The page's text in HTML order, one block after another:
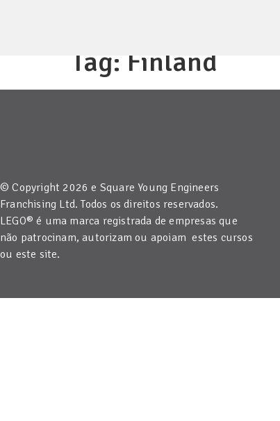
Tag: Finland
© Copyright 2026 e Square Young Engineers
Franchising Ltd. Todos os direitos reservados.
LEGO® é uma marca registrada de empresas que
não patrocinam, autorizam ou apoiam estes cursos
ou este site.